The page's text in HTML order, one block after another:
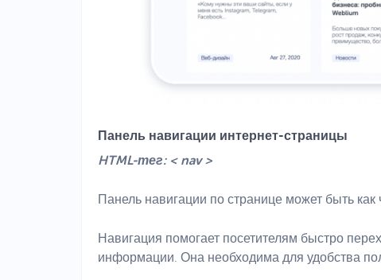
Панель навигации интернет-страницы
HTML-тег: < nav >
Панель навигации по странице может быть
Навигация помогает посетителям быстро
информации. Она необходима для удобства